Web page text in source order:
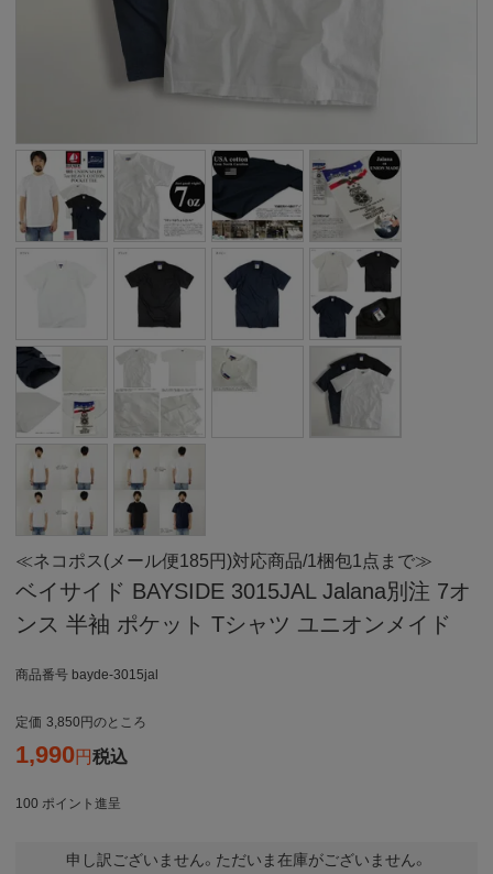
≪ネコポス(メール便185円)対応商品/1梱包1点まで≫
ベイサイド BAYSIDE 3015JAL Jalana別注 7オ
ンス 半袖 ポケット Tシャツ ユニオンメイド
商品番号 bayde-3015jal
定価 3,850 のところ
1,990 税込
100 ポイント進呈
申し訳ございません。ただいま在庫がございません。